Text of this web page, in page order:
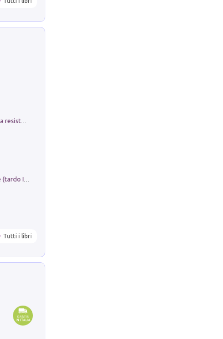
Memorial Santa Giulia. Sculture per la resistenza Monchio di Palagano
Tutti i libri